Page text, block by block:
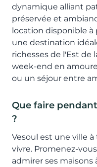
dynamique alliant
préservée et
location disponible à
une destination
richesses de l'Est de
week-end en
ou un séjour entre
Que faire
?
Vesoul est une ville
vivre. Promenez-
admirer ses maisons